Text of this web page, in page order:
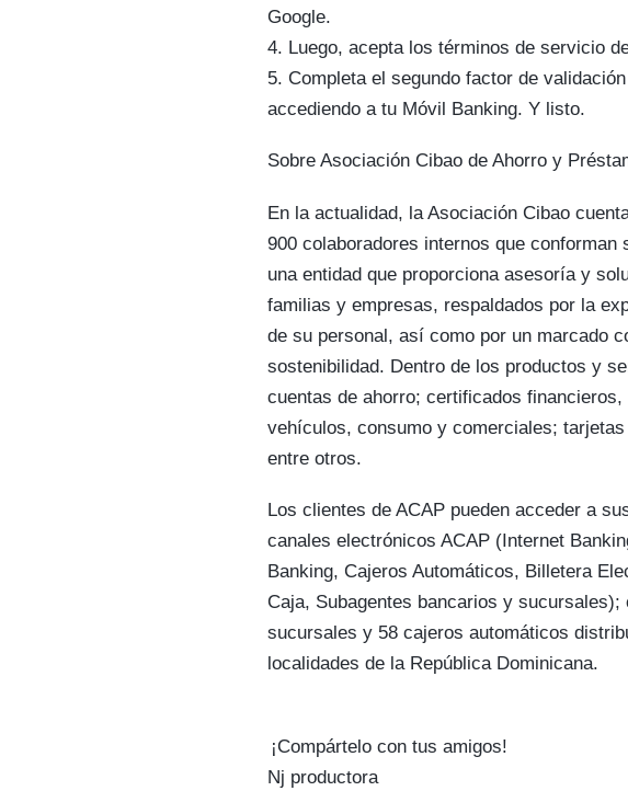
Google.
4. Luego, acepta los términos de servicio
5. Completa el segundo factor de
accediendo a tu Móvil Banking. Y listo.
Sobre Asociación Cibao de Ahorro y
En la actualidad, la Asociación Cibao
900 colaboradores internos que conforman
una entidad que proporciona asesoría y
familias y empresas, respaldados por la
de su personal, así como por un marcado
sostenibilidad. Dentro de los productos y
cuentas de ahorro; certificados
vehículos, consumo y comerciales;
entre otros.
Los clientes de ACAP pueden acceder a
canales electrónicos ACAP (Internet
Banking, Cajeros Automáticos, Billetera
Caja, Subagentes bancarios y sucursales);
sucursales y 58 cajeros automáticos
localidades de la República Dominicana.
¡Compártelo con tus amigos!
Nj productora